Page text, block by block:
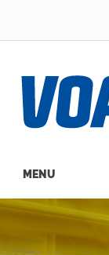
navigation